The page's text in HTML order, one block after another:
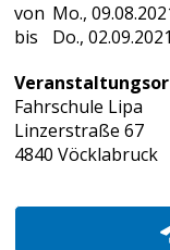
Mo.,
Do., 02.09.2021
Fahrschule Lipa
Linzerstraße 67
4840 Vöcklabruck